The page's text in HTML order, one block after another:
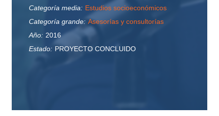
Categoría media: Estudios socioeconómicos
Categoría grande: Asesorías y consultorías
Año: 2016
Estado: PROYECTO CONCLUIDO